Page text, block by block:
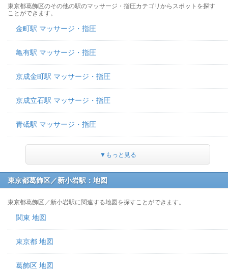
東京都葛飾区のその他の駅のマッサージ・指圧カテゴリからスポットを探す
ことができます。
金町駅 マッサージ・指圧
亀有駅 マッサージ・指圧
京成金町駅 マッサージ・指圧
京成立石駅 マッサージ・指圧
青砥駅 マッサージ・指圧
▼もっと見る
東京都葛飾区／新小岩駅：地図
東京都葛飾区／新小岩駅に関連する地図を探すことができます。
関東 地図
東京都 地図
葛飾区 地図